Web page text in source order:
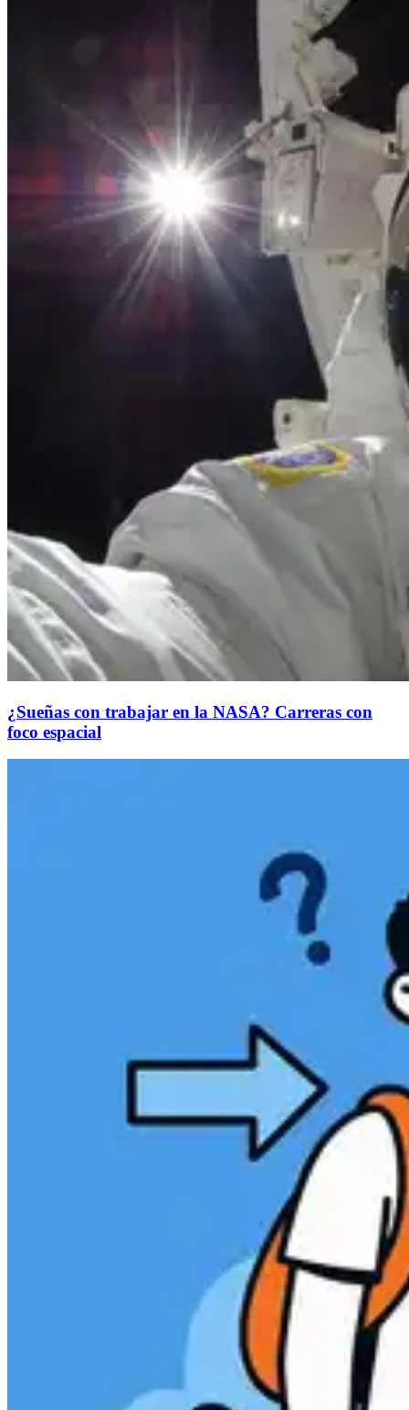
¿Sueñas con trabajar en la NASA? Carreras con
foco espacial